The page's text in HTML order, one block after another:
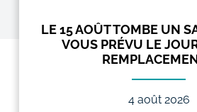
LE 15 AOÛT TOMBE UN
VOUS PRÉVU LE
4 août 2026